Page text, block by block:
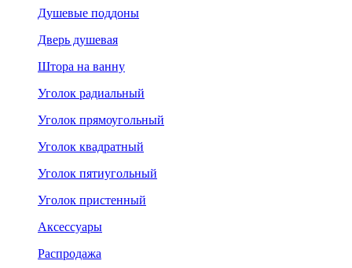
Душевые поддоны
Дверь душевая
Штора на ванну
Уголок радиальный
Уголок прямоугольный
Уголок квадратный
Уголок пятиугольный
Уголок пристенный
Аксессуары
Распродажа